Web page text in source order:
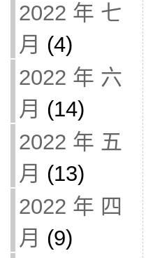
2022 年 七
月 (4)
2022 年 六
月 (14)
2022 年 五
月 (13)
2022 年 四
月 (9)